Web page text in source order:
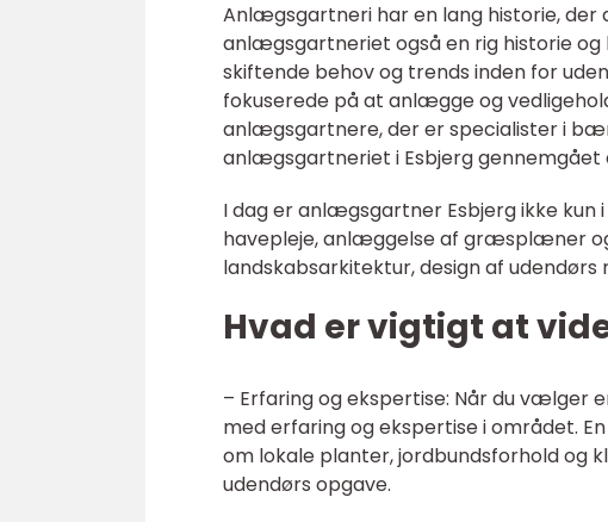
Anlægsgartneri har en lang historie, der
anlægsgartneriet også en rig historie
skiftende behov og trends inden for
fokuserede på at anlægge og
anlægsgartnere, der er specialister i
anlægsgartneriet i Esbjerg
I dag er anlægsgartner Esbjerg ikke
havepleje, anlæggelse af græsplæner
landskabsarkitektur, design af
Hvad er vigtigt at
– Erfaring og ekspertise: Når du vælger
med erfaring og ekspertise i området.
om lokale planter, jordbundsforhold og
udendørs opgave.